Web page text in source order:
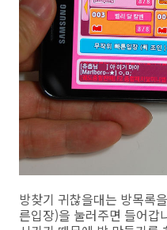
방찾기 귀찮을대는 방목록
른입장)을 눌러주면 들어갑